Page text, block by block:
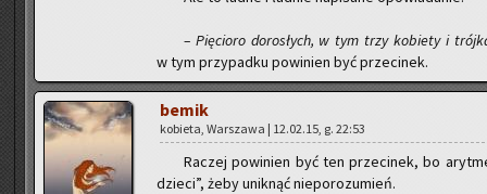
– Pię­cio­ro do­ro­słych, w tym trzy ko­bie­ty i
w tym przy­pad­ku po­wi­nien być prze­ci­nek.
bemik
ko­bie­ta, War­sza­wa | 12.02.15, g. 22:53
Ra­czej po­wi­nien być ten prze­ci­nek, bo
dzie­ci”, żeby unik­nąć nie­po­ro­zu­mień.